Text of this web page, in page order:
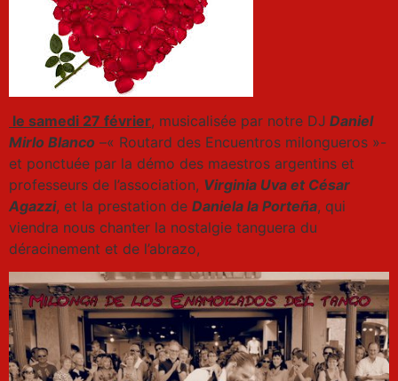
le samedi 27 février, musicalisée par notre DJ Daniel
Mirlo Blanco –« Routard des Encuentros milongueros »-
et ponctuée par la démo des maestros argentins et
professeurs de l’association, Virginia Uva et César
Agazzi, et la prestation de Daniela la Porteña, qui
viendra nous chanter la nostalgie tanguera du
déracinement et de l’abrazo,